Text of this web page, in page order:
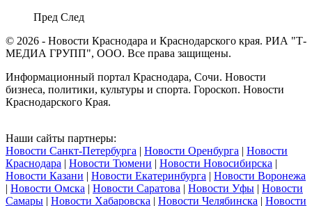
Пред След
© 2026 - Новости Краснодара и Краснодарского края. РИА "Т-
МЕДИА ГРУПП", ООО. Все права защищены.
Информационный портал Краснодара, Сочи. Новости
бизнеса, политики, культуры и спорта. Гороскоп. Новости
Краснодарского Края.
Наши сайты партнеры:
Новости Санкт-Петербурга | Новости Оренбурга | Новости
Краснодара | Новости Тюмени | Новости Новосибирска |
Новости Казани | Новости Екатеринбурга | Новости Воронежа
| Новости Омска | Новости Саратова | Новости Уфы | Новости
Самары | Новости Хабаровска | Новости Челябинска | Новости